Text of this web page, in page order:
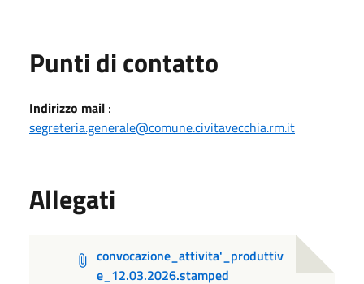
Punti di contatto
Indirizzo mail :
segreteria.generale@comune.civitavecchia.rm.it
Allegati
convocazione_attivita'_produttiv
e_12.03.2026.stamped